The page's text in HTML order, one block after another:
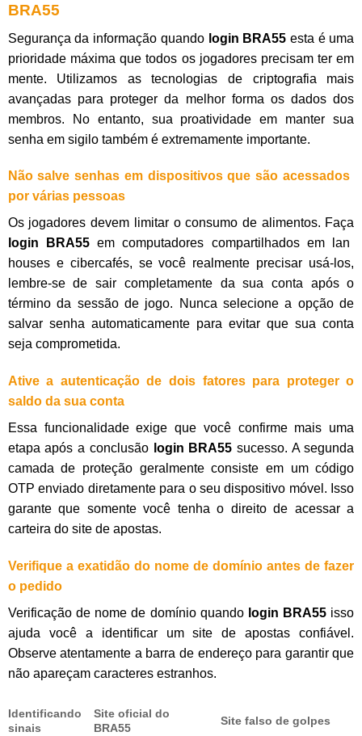
BRA55
Segurança da informação quando login BRA55 esta é uma
prioridade máxima que todos os jogadores precisam ter em
mente. Utilizamos as tecnologias de criptografia mais
avançadas para proteger da melhor forma os dados dos
membros. No entanto, sua proatividade em manter sua
senha em sigilo também é extremamente importante.
Não salve senhas em dispositivos que são acessados ​​
por várias pessoas
Os jogadores devem limitar o consumo de alimentos. Faça
login BRA55em computadores compartilhados em lan
houses e cibercafés, se você realmente precisar usá-los,
lembre-se de sair completamente da sua conta após o
término da sessão de jogo. Nunca selecione a opção de
salvar senha automaticamente para evitar que sua conta
seja comprometida.
Ative a autenticação de dois fatores para proteger o
saldo da sua conta
Essa funcionalidade exige que você confirme mais uma
etapa após a conclusão login BRA55 sucesso. A segunda
camada de proteção geralmente consiste em um código
OTP enviado diretamente para o seu dispositivo móvel. Isso
garante que somente você tenha o direito de acessar a
carteira do site de apostas.
Verifique a exatidão do nome de domínio antes de fazer
o pedido
Verificação de nome de domínio quandologin BRA55 isso
ajuda você a identificar um site de apostas confiável.
Observe atentamente a barra de endereço para garantir que
não apareçam caracteres estranhos.
Identificando
sinais
Site oficial do
BRA55
Site falso de golpes